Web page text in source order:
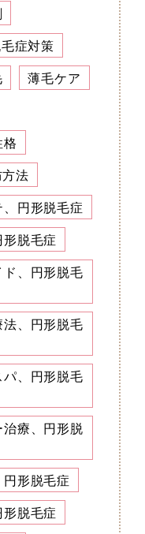
症対策
薄毛ケア
法
円形脱毛症
脱毛症
、円形脱毛
、円形脱毛
、円形脱毛
療、円形脱
形脱毛症
脱毛症